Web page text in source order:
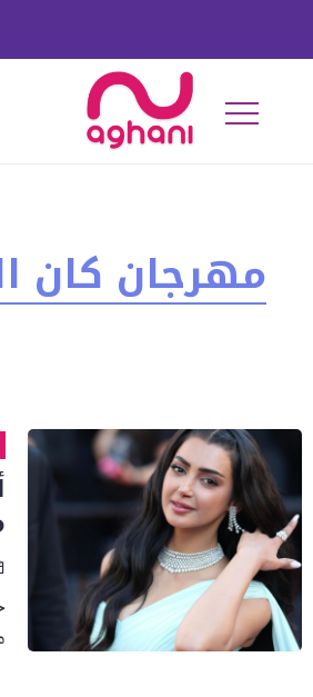
مهرجان كان